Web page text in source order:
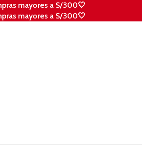
mayores a S/300🤍
mayores a S/300🤍